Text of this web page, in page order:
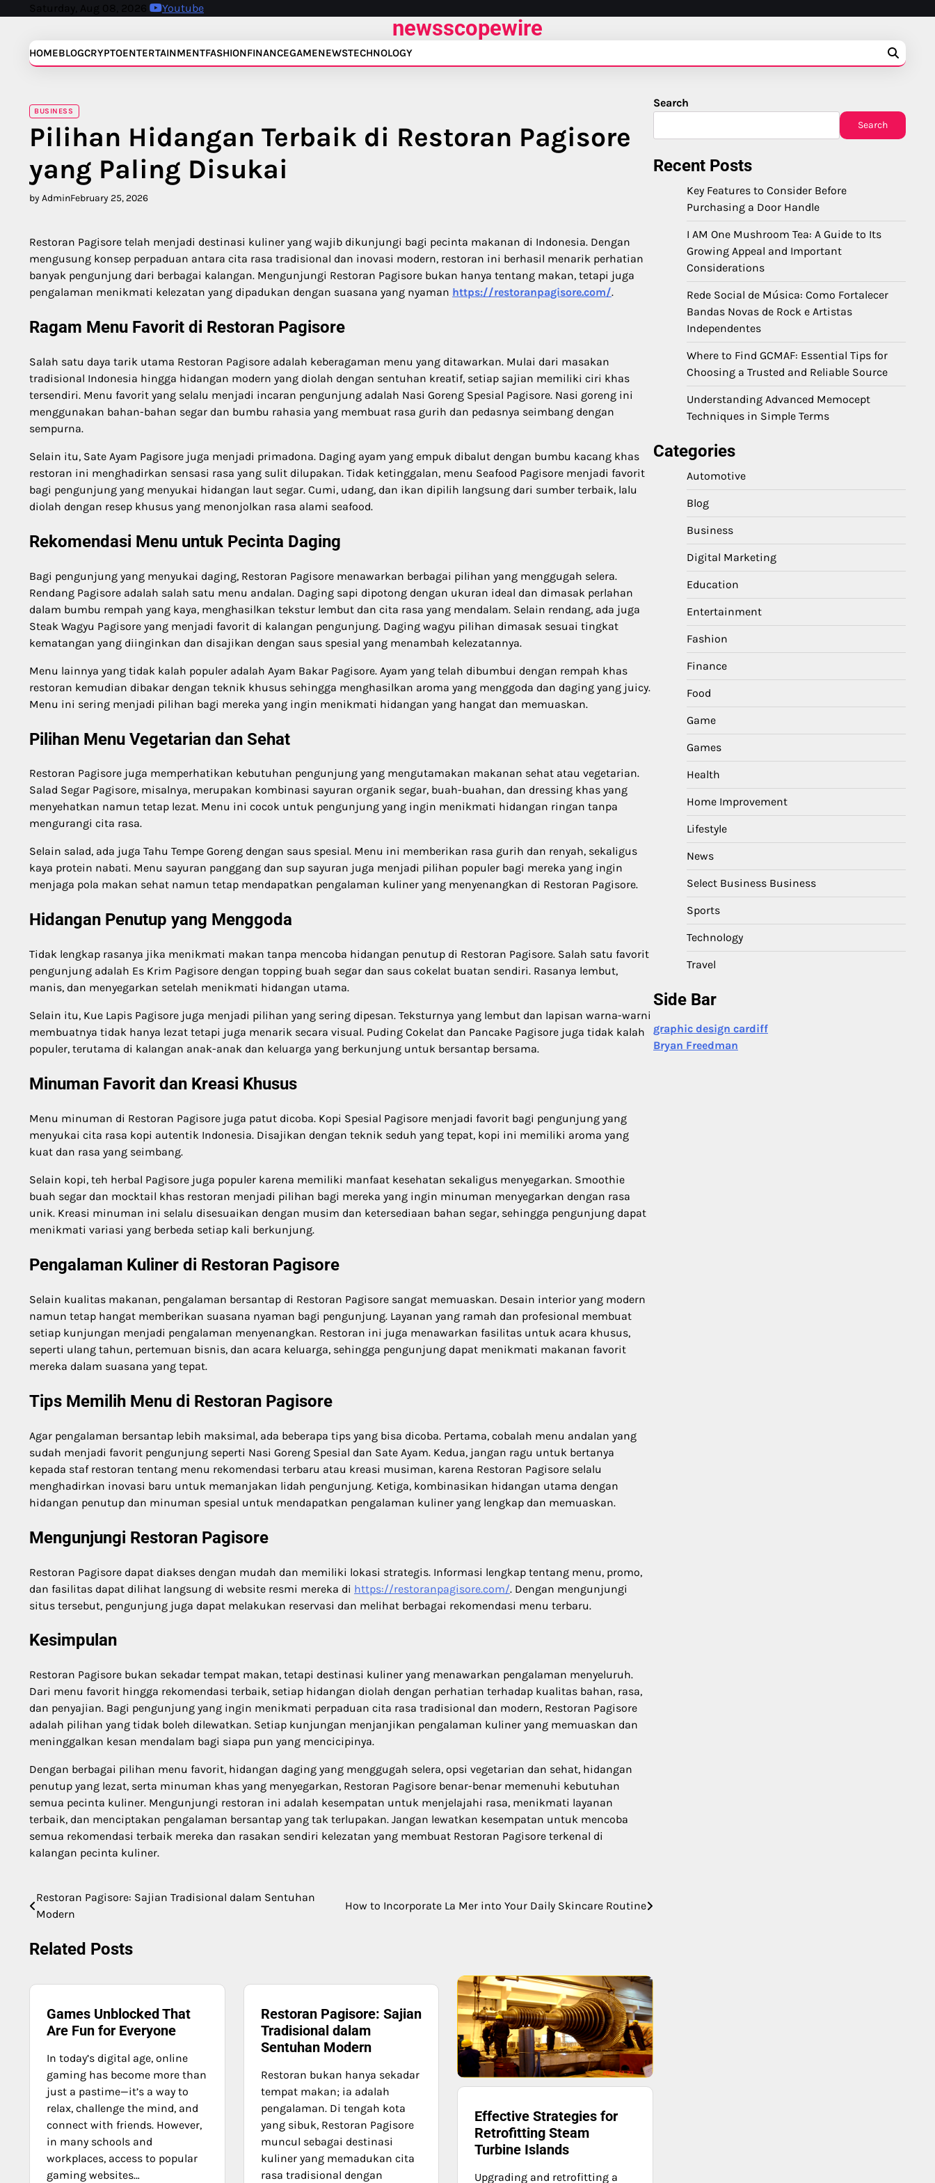
Saturday, Aug 08, 2026 Youtube
newsscopewire
HOMEBLOGCRYPTOENTERTAINMENTFASHIONFINANCEGAMENEWSTECHNOLOGY
BUSINESS
Pilihan Hidangan Terbaik di Restoran Pagisore
yang Paling Disukai
by AdminFebruary 25, 2026
Restoran Pagisore telah menjadi destinasi kuliner yang wajib dikunjungi bagi pecinta makanan di Indonesia. Dengan
mengusung konsep perpaduan antara cita rasa tradisional dan inovasi modern, restoran ini berhasil menarik perhatian
banyak pengunjung dari berbagai kalangan. Mengunjungi Restoran Pagisore bukan hanya tentang makan, tetapi juga
pengalaman menikmati kelezatan yang dipadukan dengan suasana yang nyaman https://restoranpagisore.com/.
Ragam Menu Favorit di Restoran Pagisore
Salah satu daya tarik utama Restoran Pagisore adalah keberagaman menu yang ditawarkan. Mulai dari masakan
tradisional Indonesia hingga hidangan modern yang diolah dengan sentuhan kreatif, setiap sajian memiliki ciri khas
tersendiri. Menu favorit yang selalu menjadi incaran pengunjung adalah Nasi Goreng Spesial Pagisore. Nasi goreng ini
menggunakan bahan-bahan segar dan bumbu rahasia yang membuat rasa gurih dan pedasnya seimbang dengan
sempurna.
Selain itu, Sate Ayam Pagisore juga menjadi primadona. Daging ayam yang empuk dibalut dengan bumbu kacang khas
restoran ini menghadirkan sensasi rasa yang sulit dilupakan. Tidak ketinggalan, menu Seafood Pagisore menjadi favorit
bagi pengunjung yang menyukai hidangan laut segar. Cumi, udang, dan ikan dipilih langsung dari sumber terbaik, lalu
diolah dengan resep khusus yang menonjolkan rasa alami seafood.
Rekomendasi Menu untuk Pecinta Daging
Bagi pengunjung yang menyukai daging, Restoran Pagisore menawarkan berbagai pilihan yang menggugah selera.
Rendang Pagisore adalah salah satu menu andalan. Daging sapi dipotong dengan ukuran ideal dan dimasak perlahan
dalam bumbu rempah yang kaya, menghasilkan tekstur lembut dan cita rasa yang mendalam. Selain rendang, ada juga
Steak Wagyu Pagisore yang menjadi favorit di kalangan pengunjung. Daging wagyu pilihan dimasak sesuai tingkat
kematangan yang diinginkan dan disajikan dengan saus spesial yang menambah kelezatannya.
Menu lainnya yang tidak kalah populer adalah Ayam Bakar Pagisore. Ayam yang telah dibumbui dengan rempah khas
restoran kemudian dibakar dengan teknik khusus sehingga menghasilkan aroma yang menggoda dan daging yang juicy.
Menu ini sering menjadi pilihan bagi mereka yang ingin menikmati hidangan yang hangat dan memuaskan.
Pilihan Menu Vegetarian dan Sehat
Restoran Pagisore juga memperhatikan kebutuhan pengunjung yang mengutamakan makanan sehat atau vegetarian.
Salad Segar Pagisore, misalnya, merupakan kombinasi sayuran organik segar, buah-buahan, dan dressing khas yang
menyehatkan namun tetap lezat. Menu ini cocok untuk pengunjung yang ingin menikmati hidangan ringan tanpa
mengurangi cita rasa.
Selain salad, ada juga Tahu Tempe Goreng dengan saus spesial. Menu ini memberikan rasa gurih dan renyah, sekaligus
kaya protein nabati. Menu sayuran panggang dan sup sayuran juga menjadi pilihan populer bagi mereka yang ingin
menjaga pola makan sehat namun tetap mendapatkan pengalaman kuliner yang menyenangkan di Restoran Pagisore.
Hidangan Penutup yang Menggoda
Tidak lengkap rasanya jika menikmati makan tanpa mencoba hidangan penutup di Restoran Pagisore. Salah satu favorit
pengunjung adalah Es Krim Pagisore dengan topping buah segar dan saus cokelat buatan sendiri. Rasanya lembut,
manis, dan menyegarkan setelah menikmati hidangan utama.
Selain itu, Kue Lapis Pagisore juga menjadi pilihan yang sering dipesan. Teksturnya yang lembut dan lapisan warna-warni
membuatnya tidak hanya lezat tetapi juga menarik secara visual. Puding Cokelat dan Pancake Pagisore juga tidak kalah
populer, terutama di kalangan anak-anak dan keluarga yang berkunjung untuk bersantap bersama.
Minuman Favorit dan Kreasi Khusus
Menu minuman di Restoran Pagisore juga patut dicoba. Kopi Spesial Pagisore menjadi favorit bagi pengunjung yang
menyukai cita rasa kopi autentik Indonesia. Disajikan dengan teknik seduh yang tepat, kopi ini memiliki aroma yang
kuat dan rasa yang seimbang.
Selain kopi, teh herbal Pagisore juga populer karena memiliki manfaat kesehatan sekaligus menyegarkan. Smoothie
buah segar dan mocktail khas restoran menjadi pilihan bagi mereka yang ingin minuman menyegarkan dengan rasa
unik. Kreasi minuman ini selalu disesuaikan dengan musim dan ketersediaan bahan segar, sehingga pengunjung dapat
menikmati variasi yang berbeda setiap kali berkunjung.
Pengalaman Kuliner di Restoran Pagisore
Selain kualitas makanan, pengalaman bersantap di Restoran Pagisore sangat memuaskan. Desain interior yang modern
namun tetap hangat memberikan suasana nyaman bagi pengunjung. Layanan yang ramah dan profesional membuat
setiap kunjungan menjadi pengalaman menyenangkan. Restoran ini juga menawarkan fasilitas untuk acara khusus,
seperti ulang tahun, pertemuan bisnis, dan acara keluarga, sehingga pengunjung dapat menikmati makanan favorit
mereka dalam suasana yang tepat.
Tips Memilih Menu di Restoran Pagisore
Agar pengalaman bersantap lebih maksimal, ada beberapa tips yang bisa dicoba. Pertama, cobalah menu andalan yang
sudah menjadi favorit pengunjung seperti Nasi Goreng Spesial dan Sate Ayam. Kedua, jangan ragu untuk bertanya
kepada staf restoran tentang menu rekomendasi terbaru atau kreasi musiman, karena Restoran Pagisore selalu
menghadirkan inovasi baru untuk memanjakan lidah pengunjung. Ketiga, kombinasikan hidangan utama dengan
hidangan penutup dan minuman spesial untuk mendapatkan pengalaman kuliner yang lengkap dan memuaskan.
Mengunjungi Restoran Pagisore
Restoran Pagisore dapat diakses dengan mudah dan memiliki lokasi strategis. Informasi lengkap tentang menu, promo,
dan fasilitas dapat dilihat langsung di website resmi mereka di https://restoranpagisore.com/. Dengan mengunjungi
situs tersebut, pengunjung juga dapat melakukan reservasi dan melihat berbagai rekomendasi menu terbaru.
Kesimpulan
Restoran Pagisore bukan sekadar tempat makan, tetapi destinasi kuliner yang menawarkan pengalaman menyeluruh.
Dari menu favorit hingga rekomendasi terbaik, setiap hidangan diolah dengan perhatian terhadap kualitas bahan, rasa,
dan penyajian. Bagi pengunjung yang ingin menikmati perpaduan cita rasa tradisional dan modern, Restoran Pagisore
adalah pilihan yang tidak boleh dilewatkan. Setiap kunjungan menjanjikan pengalaman kuliner yang memuaskan dan
meninggalkan kesan mendalam bagi siapa pun yang mencicipinya.
Dengan berbagai pilihan menu favorit, hidangan daging yang menggugah selera, opsi vegetarian dan sehat, hidangan
penutup yang lezat, serta minuman khas yang menyegarkan, Restoran Pagisore benar-benar memenuhi kebutuhan
semua pecinta kuliner. Mengunjungi restoran ini adalah kesempatan untuk menjelajahi rasa, menikmati layanan
terbaik, dan menciptakan pengalaman bersantap yang tak terlupakan. Jangan lewatkan kesempatan untuk mencoba
semua rekomendasi terbaik mereka dan rasakan sendiri kelezatan yang membuat Restoran Pagisore terkenal di
kalangan pecinta kuliner.
Post
Restoran Pagisore: Sajian Tradisional dalam Sentuhan
Modern
How to Incorporate La Mer into Your Daily Skincare Routine
Related Posts
Games Unblocked That
Are Fun for Everyone
In today’s digital age, online
gaming has become more than
just a pastime—it’s a way to
relax, challenge the mind, and
connect with friends. However,
in many schools and
workplaces, access to popular
gaming websites…
Restoran Pagisore: Sajian
Tradisional dalam
Sentuhan Modern
Restoran bukan hanya sekadar
tempat makan; ia adalah
pengalaman. Di tengah kota
yang sibuk, Restoran Pagisore
muncul sebagai destinasi
kuliner yang memadukan cita
rasa tradisional dengan
Effective Strategies for
Retrofitting Steam
Turbine Islands
Upgrading and retrofitting a
Search
Search
Recent Posts
Key Features to Consider Before
Purchasing a Door Handle
I AM One Mushroom Tea: A Guide to Its
Growing Appeal and Important
Considerations
Rede Social de Música: Como Fortalecer
Bandas Novas de Rock e Artistas
Independentes
Where to Find GCMAF: Essential Tips for
Choosing a Trusted and Reliable Source
Understanding Advanced Memocept
Techniques in Simple Terms
Categories
Automotive
Blog
Business
Digital Marketing
Education
Entertainment
Fashion
Finance
Food
Game
Games
Health
Home Improvement
Lifestyle
News
Select Business Business
Sports
Technology
Travel
Side Bar
graphic design cardiff
Bryan Freedman